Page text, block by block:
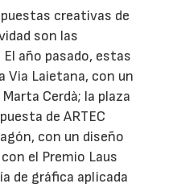
creativas de
son las
año pasado, estas
Via Laietana, con un
Cerdà; la plaza
de ARTEC
con un diseño
el Premio Laus
de gráfica aplicada